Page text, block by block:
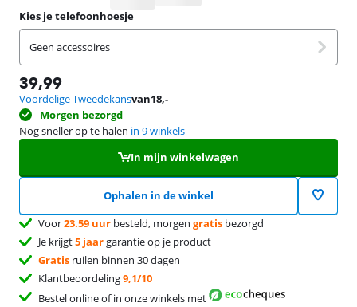
Kies je telefoonhoesje
Geen accessoires
39,99
Voordelige Tweedekansvan18,-
Morgen bezorgd
Nog sneller op te halen in 9 winkels
In mijn winkelwagen
Ophalen in de winkel
Voor23.59 uur besteld, morgen gratis bezorgd
Je krijgt5 jaargarantie op je product
Gratis ruilen binnen 30 dagen
Klantbeoordeling9,1/10
Bestel online of in onze winkels met